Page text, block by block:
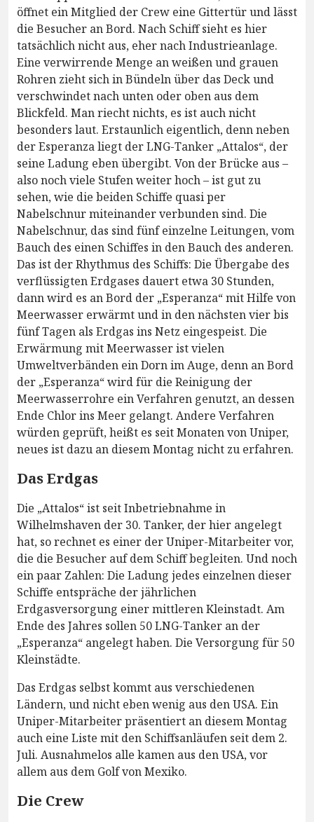
öffnet ein Mitglied der Crew eine Gittertür und lässt
die Besucher an Bord. Nach Schiff sieht es hier
tatsächlich nicht aus, eher nach Industrieanlage.
Eine verwirrende Menge an weißen und grauen
Rohren zieht sich in Bündeln über das Deck und
verschwindet nach unten oder oben aus dem
Blickfeld. Man riecht nichts, es ist auch nicht
besonders laut. Erstaunlich eigentlich, denn neben
der Esperanza liegt der LNG-Tanker „Attalos“, der
seine Ladung eben übergibt. Von der Brücke aus –
also noch viele Stufen weiter hoch – ist gut zu
sehen, wie die beiden Schiffe quasi per
Nabelschnur miteinander verbunden sind. Die
Nabelschnur, das sind fünf einzelne Leitungen, vom
Bauch des einen Schiffes in den Bauch des anderen.
Das ist der Rhythmus des Schiffs: Die Übergabe des
verflüssigten Erdgases dauert etwa 30 Stunden,
dann wird es an Bord der „Esperanza“ mit Hilfe von
Meerwasser erwärmt und in den nächsten vier bis
fünf Tagen als Erdgas ins Netz eingespeist. Die
Erwärmung mit Meerwasser ist vielen
Umweltverbänden ein Dorn im Auge, denn an Bord
der „Esperanza“ wird für die Reinigung der
Meerwasserrohre ein Verfahren genutzt, an dessen
Ende Chlor ins Meer gelangt. Andere Verfahren
würden geprüft, heißt es seit Monaten von Uniper,
neues ist dazu an diesem Montag nicht zu erfahren.
Das Erdgas
Die „Attalos“ ist seit Inbetriebnahme in
Wilhelmshaven der 30. Tanker, der hier angelegt
hat, so rechnet es einer der Uniper-Mitarbeiter vor,
die die Besucher auf dem Schiff begleiten. Und noch
ein paar Zahlen: Die Ladung jedes einzelnen dieser
Schiffe entspräche der jährlichen
Erdgasversorgung einer mittleren Kleinstadt. Am
Ende des Jahres sollen 50 LNG-Tanker an der
„Esperanza“ angelegt haben. Die Versorgung für 50
Kleinstädte.
Das Erdgas selbst kommt aus verschiedenen
Ländern, und nicht eben wenig aus den USA. Ein
Uniper-Mitarbeiter präsentiert an diesem Montag
auch eine Liste mit den Schiffsanläufen seit dem 2.
Juli. Ausnahmelos alle kamen aus den USA, vor
allem aus dem Golf von Mexiko.
Die Crew